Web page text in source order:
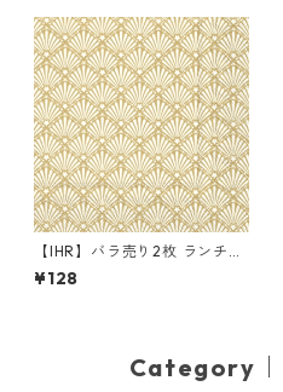
【IHR】バラ売り2枚 ランチサ
イズ ペーパーナプキン ROCAI
LLE ゴールド
¥128
Category｜